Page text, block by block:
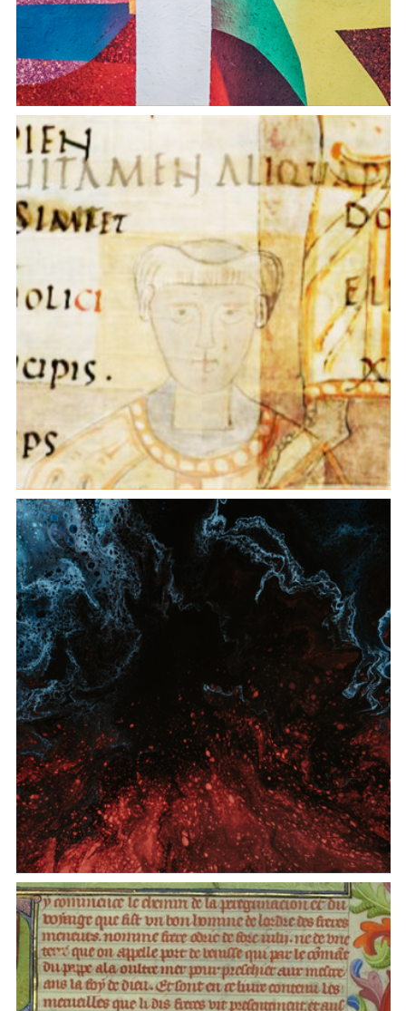
Figure della temporalità. Metro, ritmo lingua e
sintassi nella poesia italiana degli anni Sessanta
Paolo Diacono online
Centre for Quantum Social and Cognitive Science
(CQSCS)